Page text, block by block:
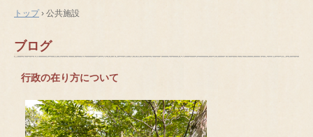
トップ› 公共施設
ブログ
行政の在り方について